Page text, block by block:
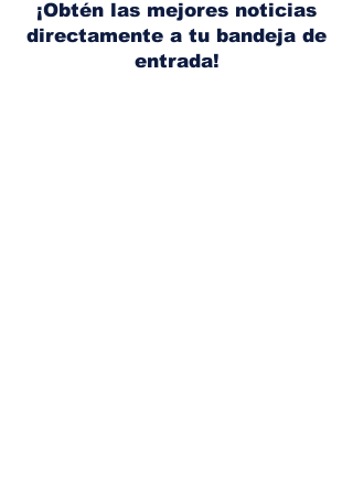
¡Obtén las mejores noticias
directamente a tu bandeja de
entrada!